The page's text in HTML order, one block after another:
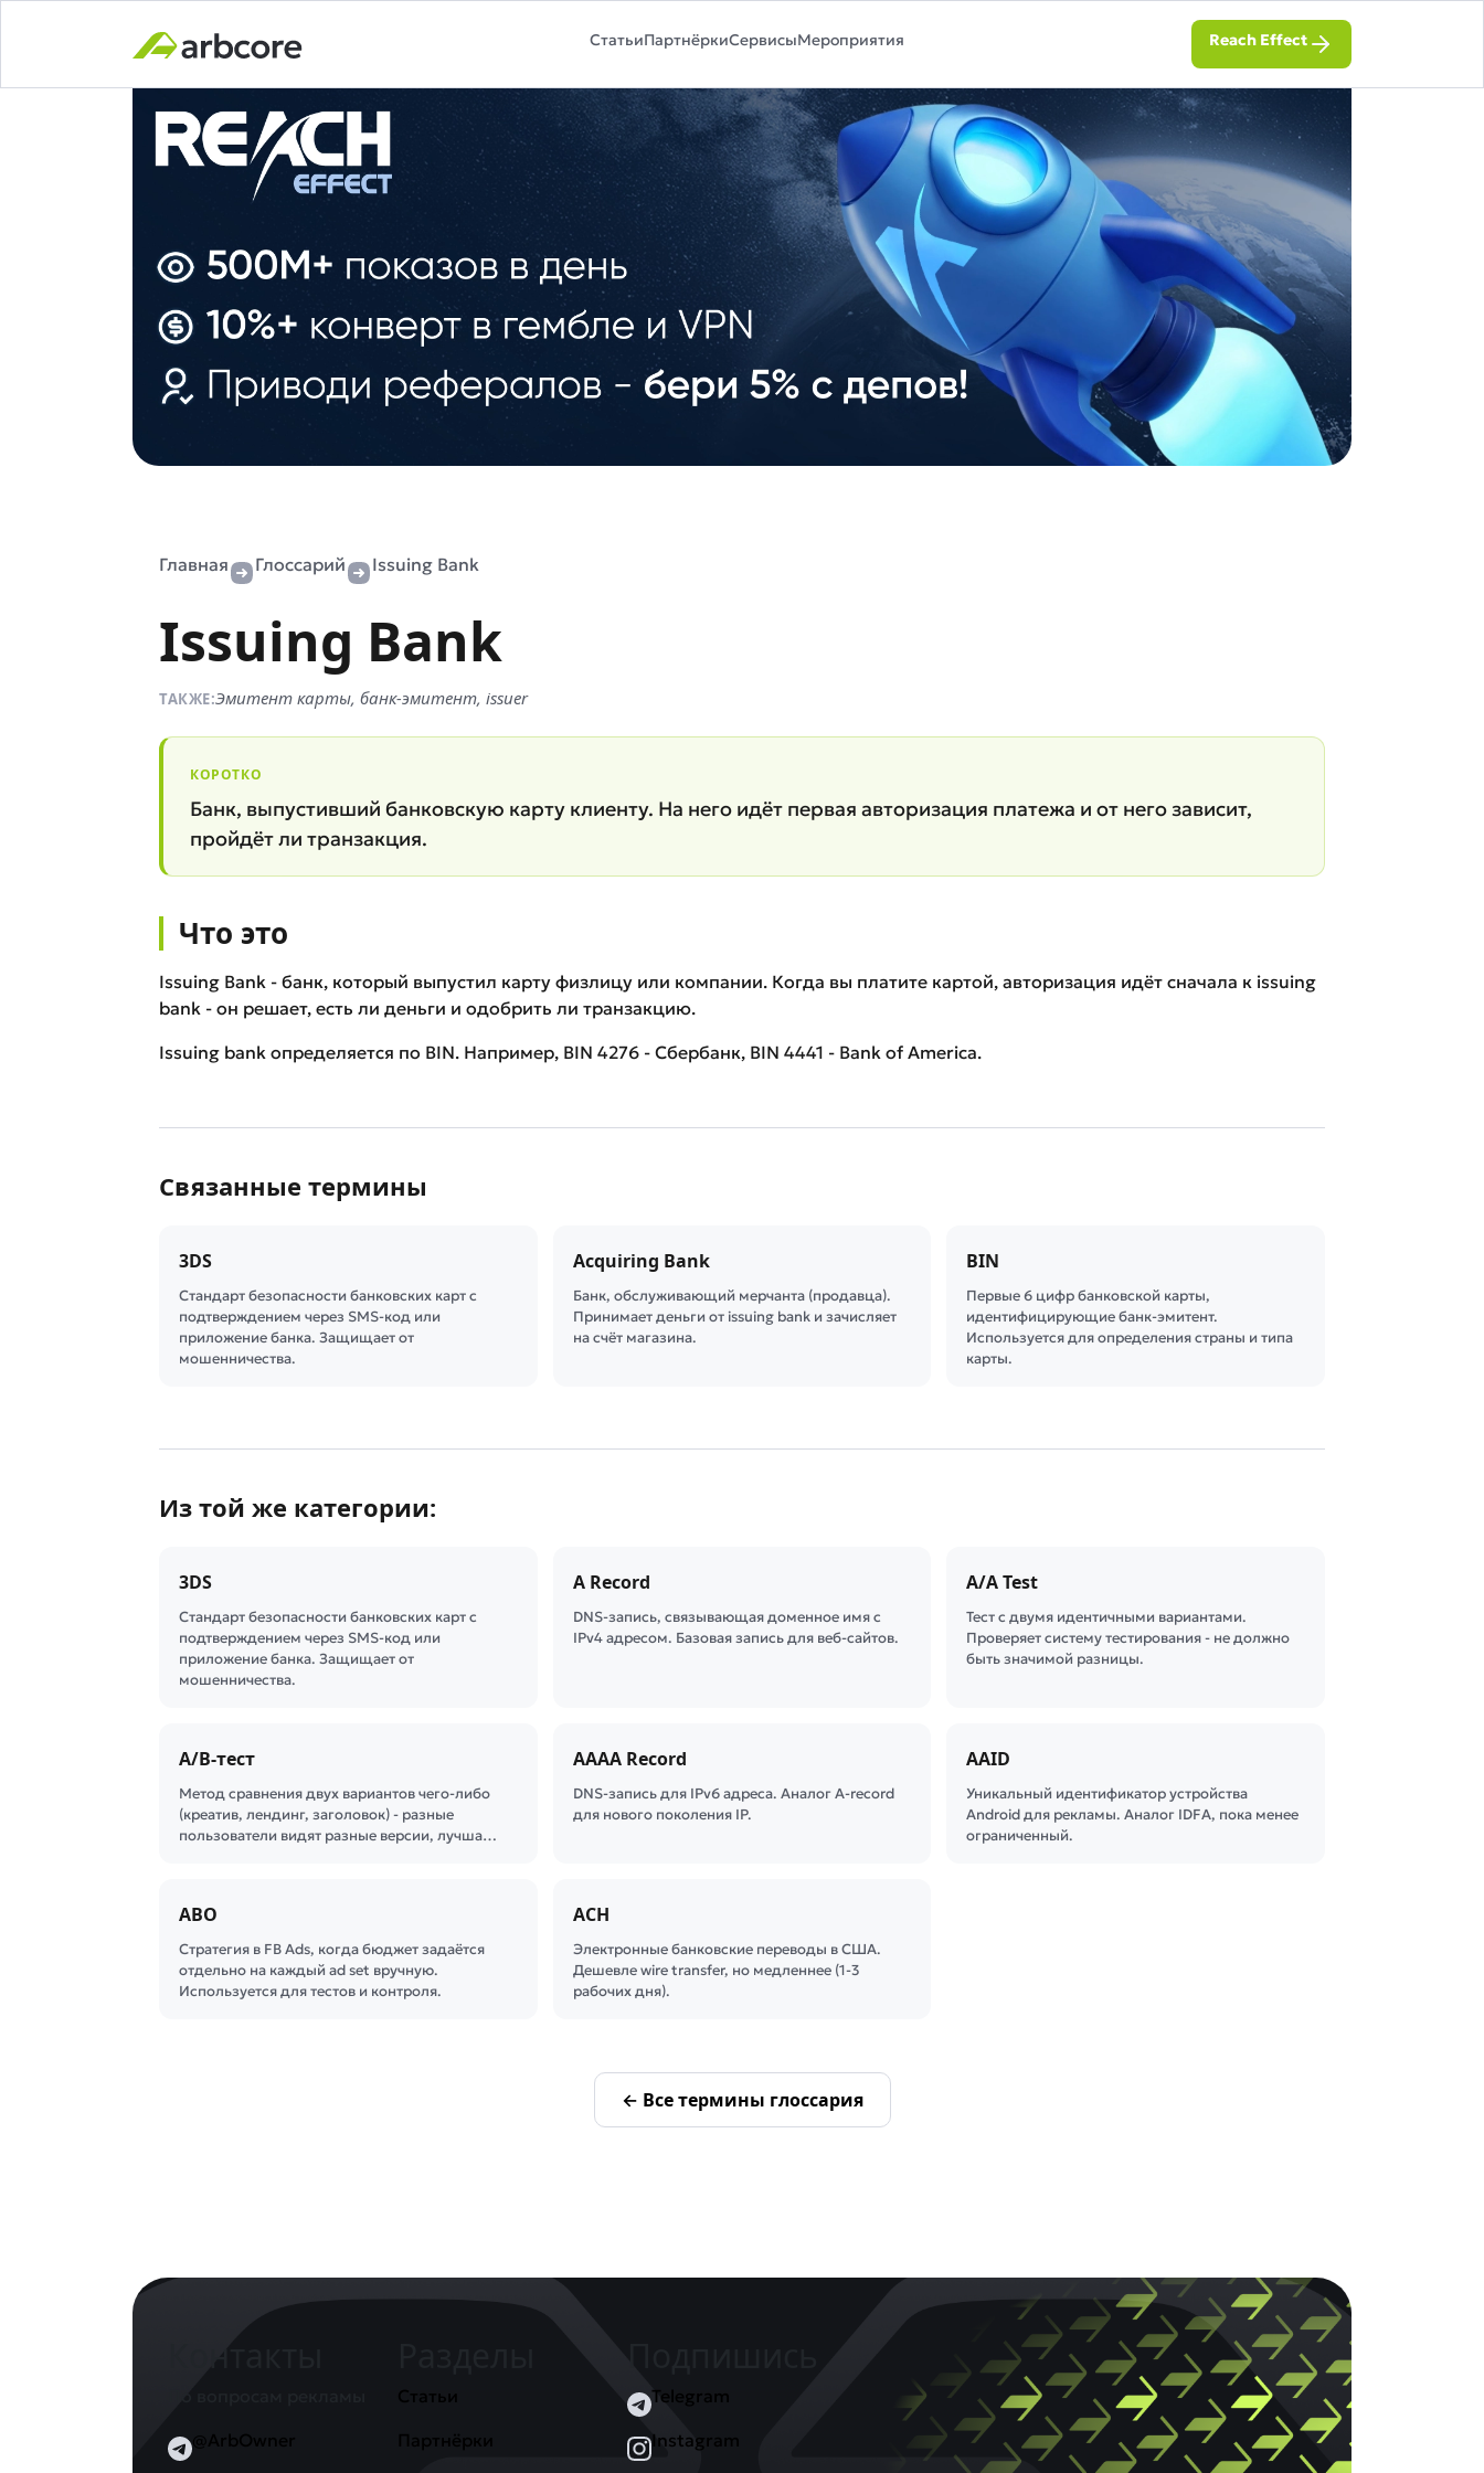
СтатьиПартнёркиСервисыМероприятия Reach Effect
Главная Глоссарий Issuing Bank
Issuing Bank
ТАКЖЕ:Эмитент карты, банк-эмитент, issuer
КОРОТКО
Банк, выпустивший банковскую карту клиенту. На него идёт первая авторизация платежа и от него зависит,
пройдёт ли транзакция.
Что это
Issuing Bank - банк, который выпустил карту физлицу или компании. Когда вы платите картой, авторизация идёт сначала к issuing
bank - он решает, есть ли деньги и одобрить ли транзакцию.
Issuing bank определяется по BIN. Например, BIN 4276 - Сбербанк, BIN 4441 - Bank of America.
Связанные термины
3DS
Стандарт безопасности банковских карт с
подтверждением через SMS-код или
приложение банка. Защищает от
мошенничества.
Acquiring Bank
Банк, обслуживающий мерчанта (продавца).
Принимает деньги от issuing bank и зачисляет
на счёт магазина.
BIN
Первые 6 цифр банковской карты,
идентифицирующие банк-эмитент.
Используется для определения страны и типа
карты.
Из той же категории:
3DS
Стандарт безопасности банковских карт с
подтверждением через SMS-код или
приложение банка. Защищает от
мошенничества.
A Record
DNS-запись, связывающая доменное имя с
IPv4 адресом. Базовая запись для веб-сайтов.
A/A Test
Тест с двумя идентичными вариантами.
Проверяет систему тестирования - не должно
быть значимой разницы.
A/B-тест
Метод сравнения двух вариантов чего-либо
(креатив, лендинг, заголовок) - разные
пользователи видят разные версии, лучша…
AAAA Record
DNS-запись для IPv6 адреса. Аналог A-record
для нового поколения IP.
AAID
Уникальный идентификатор устройства
Android для рекламы. Аналог IDFA, пока менее
ограниченный.
ABO
Стратегия в FB Ads, когда бюджет задаётся
отдельно на каждый ad set вручную.
Используется для тестов и контроля.
ACH
Электронные банковские переводы в США.
Дешевле wire transfer, но медленнее (1-3
рабочих дня).
← Все термины глоссария
@ArbOwner
Статьи
Партнёрки
Telegram
Instagram